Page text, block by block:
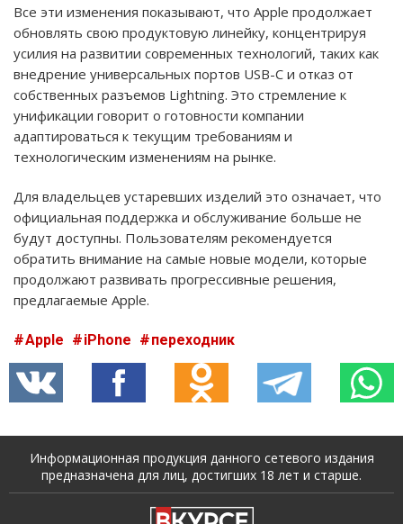
Все эти изменения показывают, что Apple продолжает
обновлять свою продуктовую линейку, концентрируя
усилия на развитии современных технологий, таких как
внедрение универсальных портов USB-C и отказ от
собственных разъемов Lightning. Это стремление к
унификации говорит о готовности компании
адаптироваться к текущим требованиям и
технологическим изменениям на рынке.
Для владельцев устаревших изделий это означает, что
официальная поддержка и обслуживание больше не
будут доступны. Пользователям рекомендуется
обратить внимание на самые новые модели, которые
продолжают развивать прогрессивные решения,
предлагаемые Apple.
Apple iPhone переходник
Информационная продукция данного сетевого издания
предназначена для лиц, достигших 18 лет и старше.